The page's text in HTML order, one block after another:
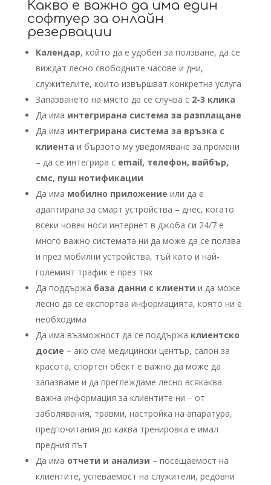
Какво е важно да има един
софтуер за онлайн
резервации
Календар, който да е удобен за ползване, да се
виждат лесно свободните часове и дни,
служителите, които извършват конкретна услуга
Запазването на място да се случва с 2-3 клика
Да има интегрирана система за разплащане
Да има интегрирана система за връзка с
клиента и бързото му уведомяване за промени
– да се интегрира с email, телефон, вайбър,
смс, пуш нотификации
Да има мобилно приложение или да е
адаптирана за смарт устройства – днес, когато
всеки човек носи интернет в джоба си 24/7 е
много важно системата ни да може да се ползва
и през мобилни устройства, тъй като и най-
големият трафик е през тях
Да поддържа база данни с клиенти и да може
лесно да се експортва информацията, която ни е
необходима
Да има възможност да се поддържа клиентско
досие – ако сме медицински център, салон за
красота, спортен обект е важно да може да
запазваме и да преглеждаме лесно всякаква
важна информация за клиентите ни – от
заболявания, травми, настройка на апаратура,
предпочитания до каква тренировка е имал
предния път
Да има отчети и анализи – посещаемост на
клиентите, успеваемост на служители, редовни